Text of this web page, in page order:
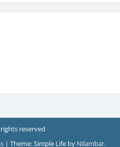
reserved
| Theme: Simple Life by Nilambar.